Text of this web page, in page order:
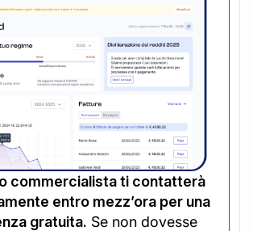
commercialista ti contatterà
entro mezz’ora per una
gratuita. Se non dovesse